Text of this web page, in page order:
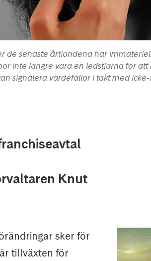
de senaste årtiondena har
inte längre vara en ledstjärna för
signalera värdefällor i takt med
Knut
sker för
tillväxten för